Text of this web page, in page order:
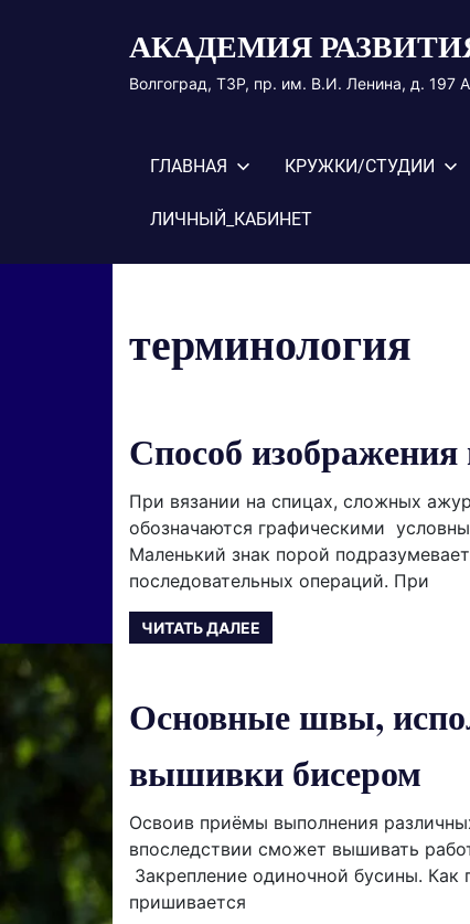
АКАДЕМИЯ
Волгоград, ТЗР, пр. им. В.И. Ленина, д.
ГЛАВНАЯ КРУЖКИ/СТУДИИ
ЛИЧНЫЙ_КАБИНЕТ
терминология
Способ изображения
При вязании на спицах, сложных
обозначаются графическими
Маленький знак порой
последовательных операций. При
ЧИТАТЬ ДАЛЕЕ
Основные швы,
вышивки бисером
Освоив приёмы выполнения
впоследствии сможет вышивать
Закрепление одиночной бусины. Как
пришивается